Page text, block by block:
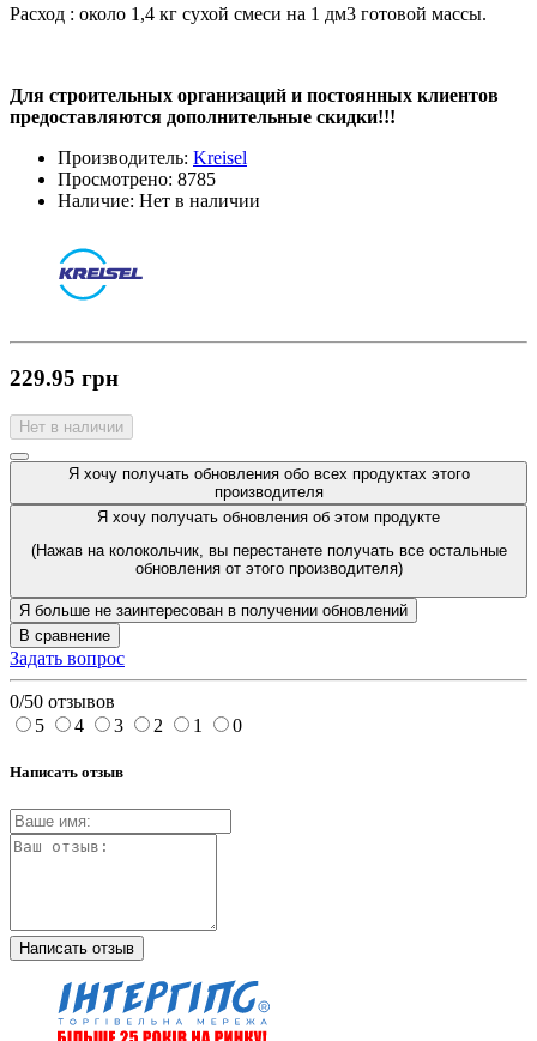
Расход : около 1,4 кг сухой смеси на 1 дм3 готовой массы.
Для строительных организаций и постоянных клиентов
предоставляются дополнительные скидки!!!
Производитель: Kreisel
Просмотрено: 8785
Наличие: Нет в наличии
229.95 грн
Нет в наличии
Я хочу получать обновления обо всех продуктах этого
производителя
Я хочу получать обновления об этом продукте
(Нажав на колокольчик, вы перестанете получать все остальные
обновления от этого производителя)
Я больше не заинтересован в получении обновлений
В сравнение
Задать вопрос
0/50 отзывов
5
4 3 2 1 0
Написать отзыв
Написать отзыв